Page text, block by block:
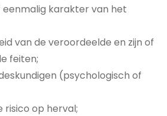
karakter van het
van de veroordeelde en zijn of
feiten;
(psychologisch of
op herval;